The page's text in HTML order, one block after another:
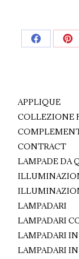
Share
APPLIQUE
COLLEZIONE
CONTRACT
LAMPADE DA
LAMPADARI
LAMPADARI
LAMPADARI
LAMPADARI